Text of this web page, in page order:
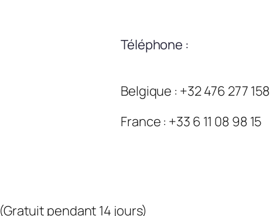
Téléphone :
Belgique : +32 476 277 158
France : +33 6 11 08 98 15
(Gratuit pendant 14 jours)